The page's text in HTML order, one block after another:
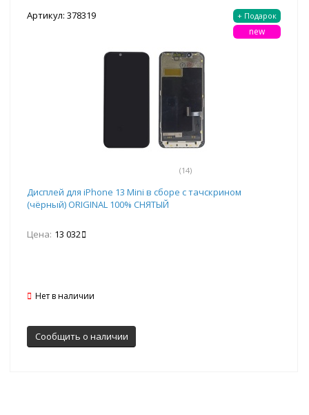
Артикул: 378319
(14)
+ Подарок
new
Дисплей для iPhone 13 Mini в сборе с тачскрином
(чёрный) ORIGINAL 100% СНЯТЫЙ
Цена: 13 032
Нет в наличии
Сообщить о наличии